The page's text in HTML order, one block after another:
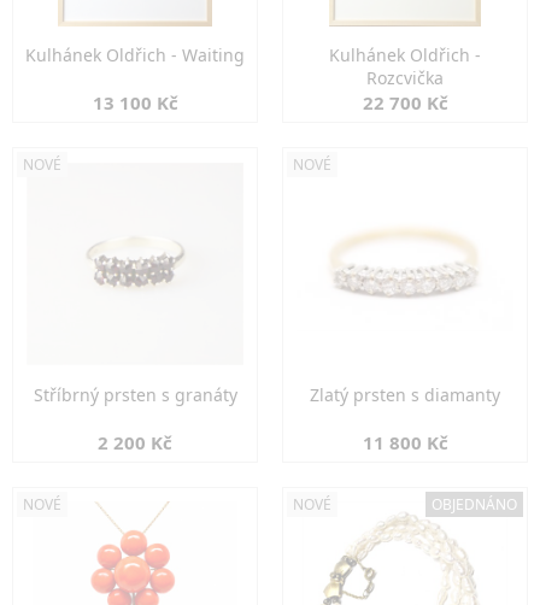
Kulhánek Oldřich - Waiting
13 100 Kč
Kulhánek Oldřich -
Rozcvička
22 700 Kč
NOVÉ
Stříbrný prsten s granáty
2 200 Kč
NOVÉ
Zlatý prsten s diamanty
11 800 Kč
NOVÉ NOVÉ OBJEDNÁNO